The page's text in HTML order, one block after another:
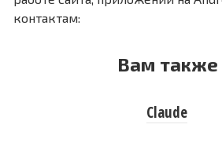
контактам:
Вам также
Claude